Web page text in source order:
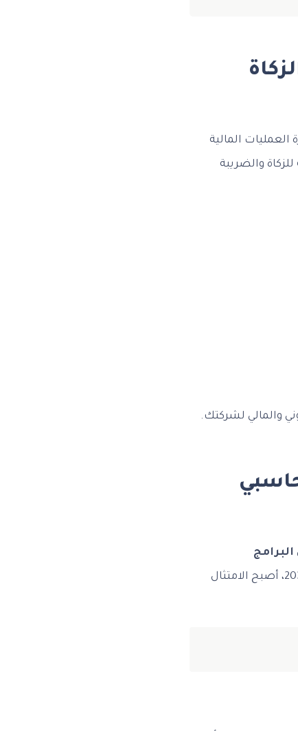
المالية
والضريبة
والمالي لشركتك.
البرامج
. ففي ظل التطورات الاقتصادية ورؤية 2030، أصبح الامتثال